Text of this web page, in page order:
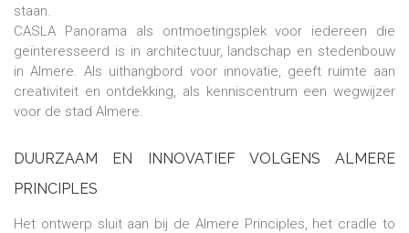
staan.
CASLA Panorama als ontmoetingsplek voor iedereen die
geïnteresseerd is in architectuur, landschap en stedenbouw
in Almere. Als uithangbord voor innovatie, geeft ruimte aan
creativiteit en ontdekking, als kenniscentrum een wegwijzer
voor de stad Almere.
DUURZAAM EN INNOVATIEF VOLGENS ALMERE
PRINCIPLES
Het ontwerp sluit aan bij de Almere Principles, het cradle to